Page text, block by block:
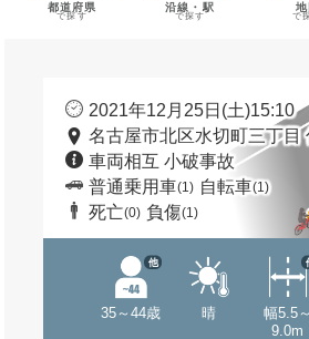
都道府県
で探す
沿線・駅
で探す
地
で
2021年12月25日(土)15:10
名古屋市北区水切町三丁目
車両相互 小破事故
普通乗用車(1) 自転車(1)
死亡(0) 負傷(1)
35～44歳
他
晴
幅5.5～
9.0m